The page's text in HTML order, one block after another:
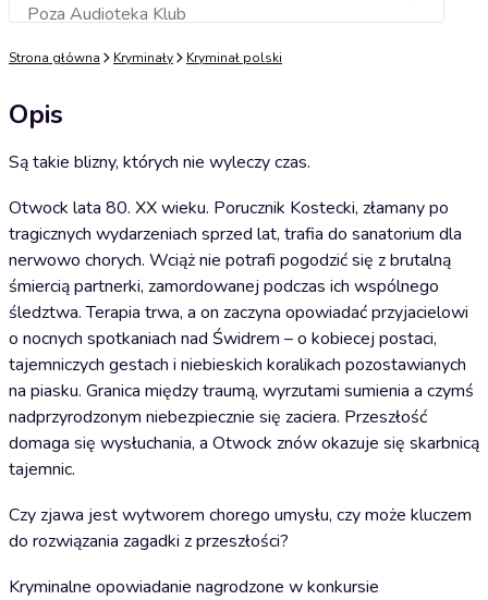
Poza Audioteka KlubDodaj do koszyka
Strona główna Kryminały Kryminał polski
Opis
Są takie blizny, których nie wyleczy czas.
Otwock lata 80. XX wieku. Porucznik Kostecki, złamany po
tragicznych wydarzeniach sprzed lat, trafia do sanatorium dla
nerwowo chorych. Wciąż nie potrafi pogodzić się z brutalną
śmiercią partnerki, zamordowanej podczas ich wspólnego
śledztwa. Terapia trwa, a on zaczyna opowiadać przyjacielowi
o nocnych spotkaniach nad Świdrem – o kobiecej postaci,
tajemniczych gestach i niebieskich koralikach pozostawianych
na piasku. Granica między traumą, wyrzutami sumienia a czymś
nadprzyrodzonym niebezpiecznie się zaciera. Przeszłość
domaga się wysłuchania, a Otwock znów okazuje się skarbnicą
tajemnic.
Czy zjawa jest wytworem chorego umysłu, czy może kluczem
do rozwiązania zagadki z przeszłości?
Kryminalne opowiadanie nagrodzone w konkursie